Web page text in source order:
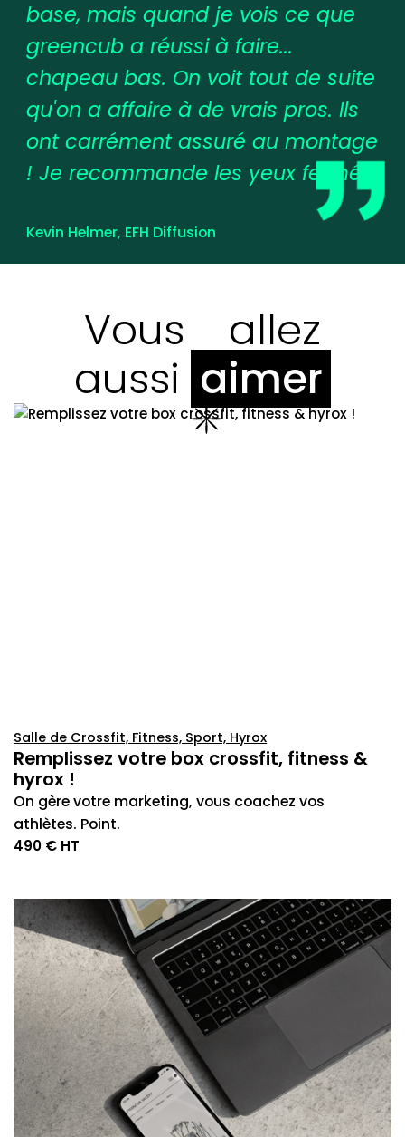
base, mais quand je vois ce que
greencub a réussi à faire...
chapeau bas. On voit tout de suite
qu'on a affaire à de vrais pros. Ils
ont carrément assuré au montage
! Je recommande les yeux fermés.
Kevin Helmer, EFH Diffusion
Vous
allez
aussi aimer
Salle de Crossfit, Fitness, Sport, Hyrox
Remplissez votre box crossfit, fitness &
hyrox !
On gère votre marketing, vous coachez vos
athlètes. Point.
490 € HT